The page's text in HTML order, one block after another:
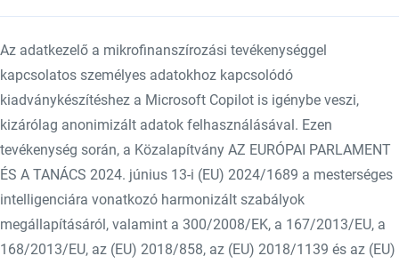
Az adatkezelő a mikrofinanszírozási tevékenységgel
kapcsolatos személyes adatokhoz kapcsolódó
kiadványkészítéshez a Microsoft Copilot is igénybe veszi,
kizárólag anonimizált adatok felhasználásával. Ezen
tevékenység során, a Közalapítvány AZ EURÓPAI PARLAMENT
ÉS A TANÁCS 2024. június 13-i (EU) 2024/1689 a mesterséges
intelligenciára vonatkozó harmonizált szabályok
megállapításáról, valamint a 300/2008/EK, a 167/2013/EU, a
168/2013/EU, az (EU) 2018/858, az (EU) 2018/1139 és az (EU)